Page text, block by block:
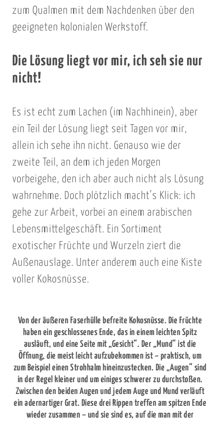
zum Qualmen mit dem Nachdenken über den
geeigneten kolonialen Werkstoff.
Die Lösung liegt vor mir, ich seh sie nur
nicht!
Es ist echt zum Lachen (im Nachhinein), aber
ein Teil der Lösung liegt seit Tagen vor mir,
allein ich sehe ihn nicht. Genauso wie der
zweite Teil, an dem ich jeden Morgen
vorbeigehe, den ich aber auch nicht als Lösung
wahrnehme. Doch plötzlich macht’s Klick: ich
gehe zur Arbeit, vorbei an einem arabischen
Lebensmittelgeschäft. Ein Sortiment
exotischer Früchte und Wurzeln ziert die
Außenauslage. Unter anderem auch eine Kiste
voller Kokosnüsse.
Von der äußeren Faserhülle befreite Kokosnüsse. Die Früchte
haben ein geschlossenes Ende, das in einem leichten Spitz
ausläuft, und eine Seite mit „Gesicht“. Der „Mund“ ist die
Öffnung, die meist leicht aufzubekommen ist – praktisch, um
zum Beispiel einen Strohhalm hineinzustecken. Die „Augen“ sind
in der Regel kleiner und um einiges schwerer zu durchstoßen.
Zwischen den beiden Augen und jedem Auge und Mund verläuft
ein adernartiger Grat. Diese drei Rippen treffen am spitzen Ende
wieder zusammen – und sie sind es, auf die man mit der